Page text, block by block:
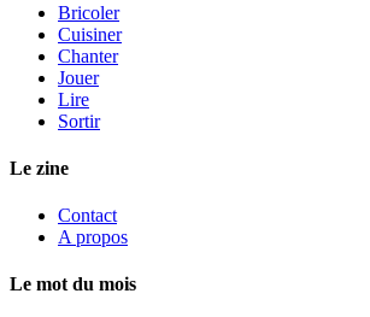
Bricoler
Cuisiner
Chanter
Jouer
Lire
Sortir
Le zine
Contact
A propos
Le mot du mois